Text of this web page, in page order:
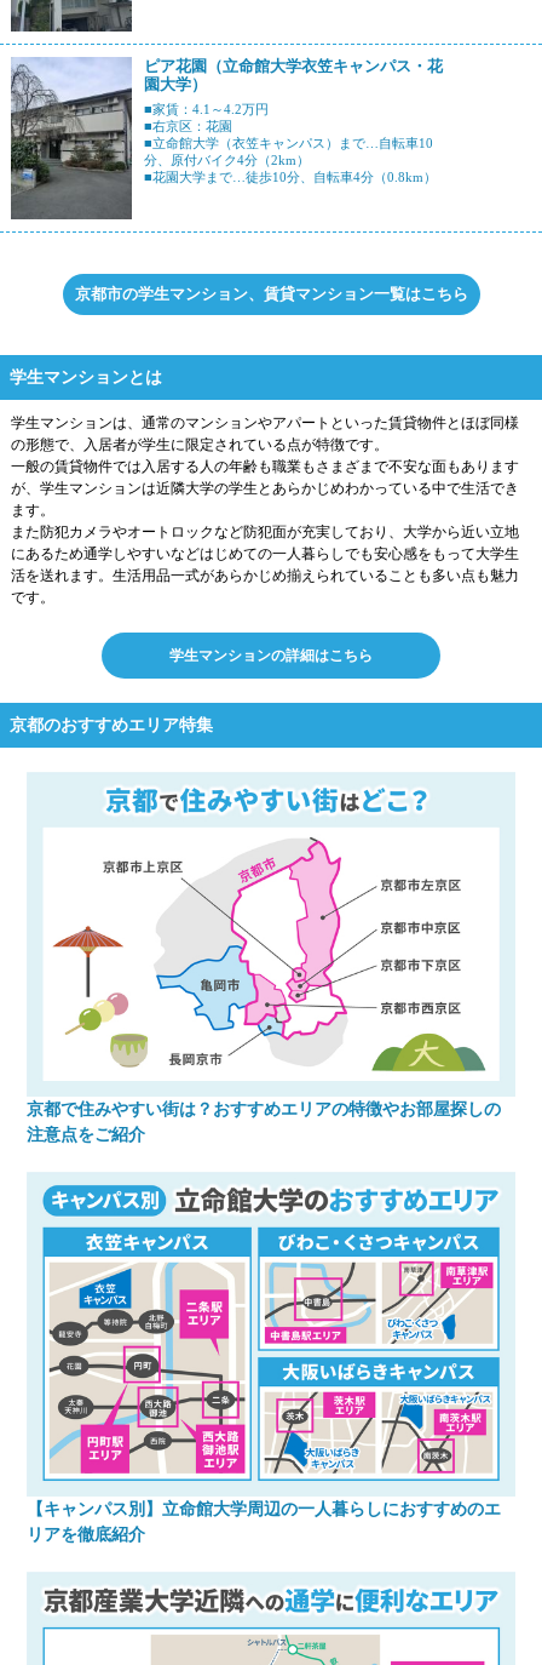
ピア花園（立命館大学衣笠キャンパス・花
園大学）
■家賃：4.1～4.2万円
■右京区：花園
■立命館大学（衣笠キャンパス）まで…自転車10
分、原付バイク4分（2km）
■花園大学まで…徒歩10分、自転車4分（0.8km）
京都市の学生マンション、賃貸マンション一覧はこちら
学生マンションとは
学生マンションは、通常のマンションやアパートといった賃貸物件とほぼ同様
の形態で、入居者が学生に限定されている点が特徴です。
一般の賃貸物件では入居する人の年齢も職業もさまざまで不安な面もあります
が、学生マンションは近隣大学の学生とあらかじめわかっている中で生活でき
ます。
また防犯カメラやオートロックなど防犯面が充実しており、大学から近い立地
にあるため通学しやすいなどはじめての一人暮らしでも安心感をもって大学生
活を送れます。生活用品一式があらかじめ揃えられていることも多い点も魅力
です。
学生マンションの詳細はこちら
京都のおすすめエリア特集
京都で住みやすい街は？おすすめエリアの特徴やお部屋探しの
注意点をご紹介
【キャンパス別】立命館大学周辺の一人暮らしにおすすめのエ
リアを徹底紹介